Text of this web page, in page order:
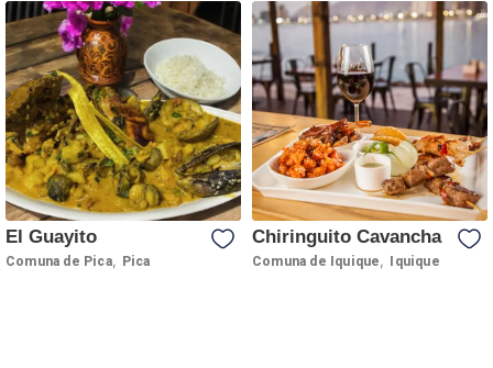
El Guayito
Comuna de Pica, Pica
Chiringuito Cavancha
Comuna de Iquique Iquique